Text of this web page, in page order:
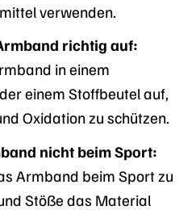
verwenden.
richtig auf:
in einem
einem Stoffbeutel auf,
Oxidation zu schützen.
nicht beim Sport:
Armband beim Sport zu
Stöße das Material